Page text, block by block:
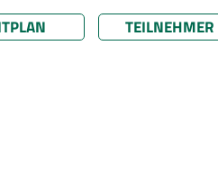
TEILNEHMER